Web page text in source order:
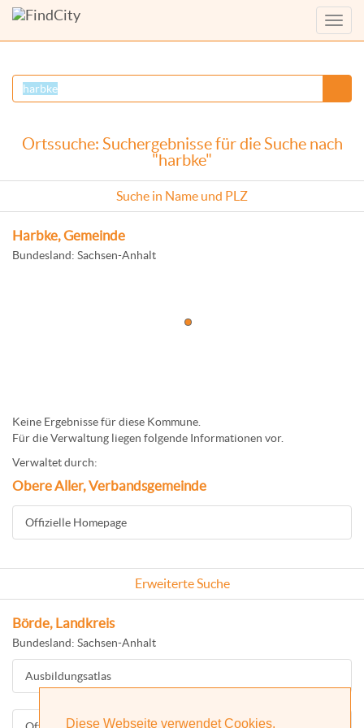
Diese Webseite verwendet Cookies.
Menü
Ortssuche: Suchergebnisse für die Suche nach
"harbke"
Suche in Name und PLZ
Harbke, Gemeinde
Bundesland: Sachsen-Anhalt
Keine Ergebnisse für diese Kommune.
Für die Verwaltung liegen folgende Informationen vor.
Verwaltet durch:
Obere Aller, Verbandsgemeinde
Offizielle Homepage
Erweiterte Suche
Börde, Landkreis
Bundesland: Sachsen-Anhalt
Ausbildungsatlas